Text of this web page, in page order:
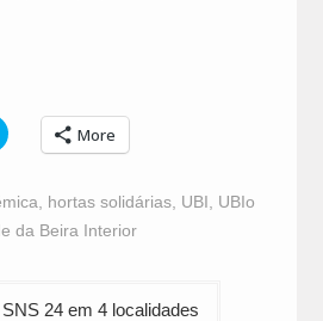
Click
to
Twitter
(Opens
in
new
More
hortas solidárias, UBI
UBIo
da Beira Interior
24 em 4 localidades